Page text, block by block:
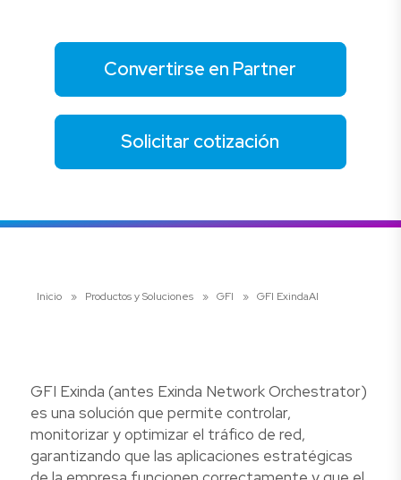
Convertirse en Partner
Solicitar cotización
Inicio » Productos y Soluciones » GFI » GFI ExindaAI
GFI Exinda (antes Exinda Network Orchestrator)
es una solución que permite controlar,
monitorizar y optimizar el tráfico de red,
garantizando que las aplicaciones estratégicas